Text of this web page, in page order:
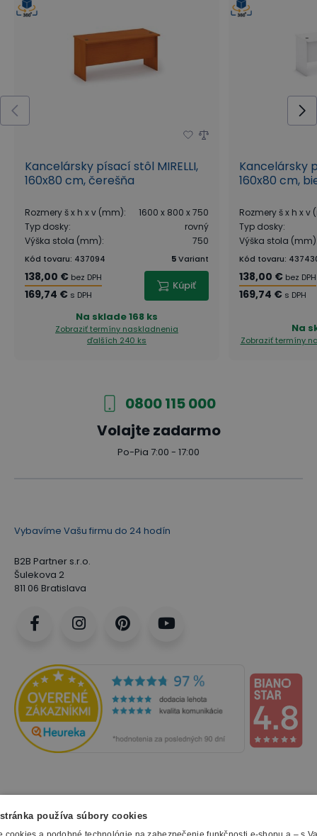
Kancelársky písací stôl MIRELLI,
160x80 cm, čerešňa
Rozmery š x h x v (mm):
1600 x 800 x 750
Typ dosky:
rovný
Výška stola (mm): 750
Kód tovaru: 437094 5Variant
138,00 € bez DPH
169,74 € s DPH
Kúpiť
Na sklade168 ks
Zobraziť termíny naskladnenia
ďalších 240 ks
Kancelársky
160x80 cm,
Rozmery š x h x v
Typ dosky:
Výška stola (mm)
Kód tovaru:
138,00 € bez DPH
169,74 € s DPH
Na
Zobraziť termíny
0800 115 000
Volajte zadarmo
Po-Pia 7:00 - 17:00
Vybavíme Vašu firmu do 24 hodín
B2B Partner s.r.o.
Šulekova 2
811 06 Bratislava
NAKUPOVANIE
používa súbory cookies